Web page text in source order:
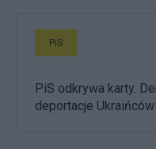
PiS
PiS odkrywa karty.
deportacje